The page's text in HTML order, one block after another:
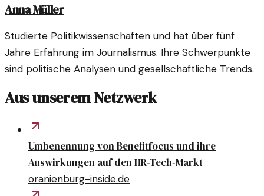
Anna Müller
Studierte Politikwissenschaften und hat über fünf
Jahre Erfahrung im Journalismus. Ihre Schwerpunkte
sind politische Analysen und gesellschaftliche Trends.
Aus unserem Netzwerk
Umbenennung von Benefitfocus und ihre
Auswirkungen auf den HR-Tech-Markt
oranienburg-inside.de